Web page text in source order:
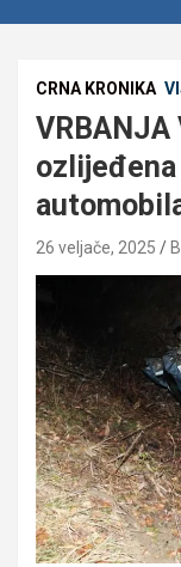
CRNA KRONIKA
26 veljače, 2025